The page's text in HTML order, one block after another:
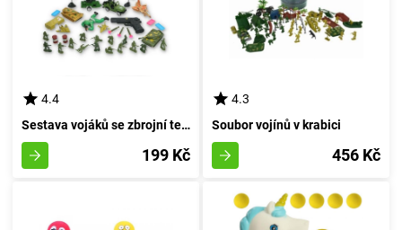
4.4
Sestava vojáků se zbrojní technikou + puška na šipky
199 Kč
4.3
Soubor vojínů v krabici
456 Kč